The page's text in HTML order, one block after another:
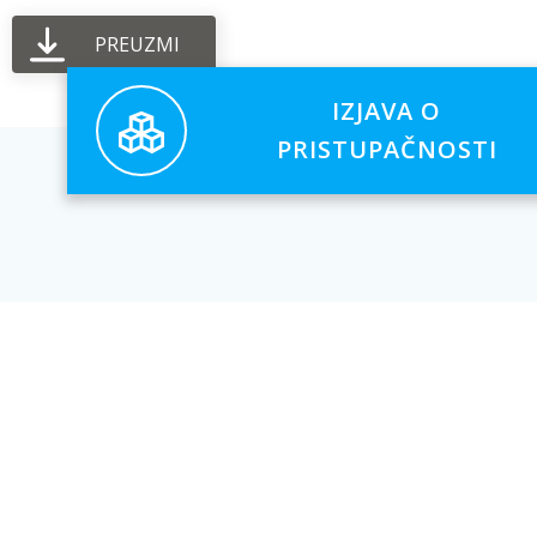
PREUZMI
IZJAVA O
PRISTUPAČNOSTI